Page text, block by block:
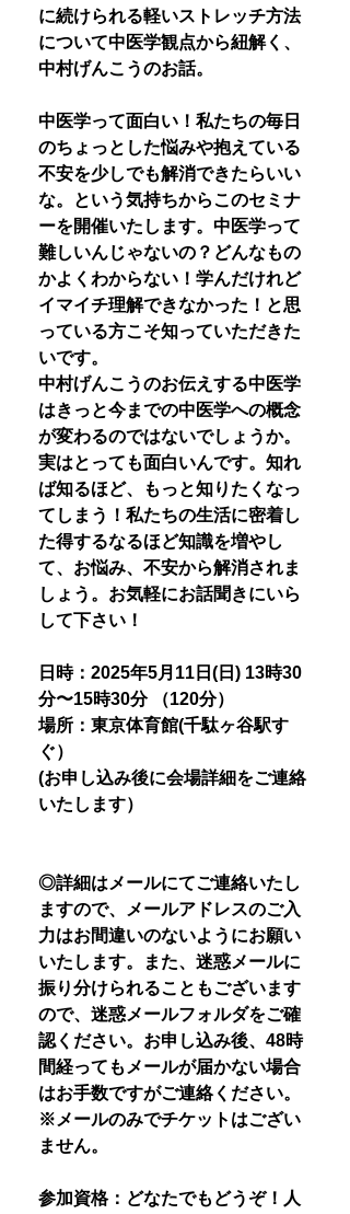
に続けられる軽いストレッチ方法
について中医学観点から紐解く、
中村げんこうのお話。
中医学って面白い！私たちの毎日
のちょっとした悩みや抱えている
不安を少しでも解消できたらいい
な。という気持ちからこのセミナ
ーを開催いたします。中医学って
難しいんじゃないの？どんなもの
かよくわからない！学んだけれど
イマイチ理解できなかった！と思
っている方こそ知っていただきた
いです。
中村げんこうのお伝えする中医学
はきっと今までの中医学への概念
が変わるのではないでしょうか。
実はとっても面白いんです。知れ
ば知るほど、もっと知りたくなっ
てしまう！私たちの生活に密着し
た得するなるほど知識を増やし
て、お悩み、不安から解消されま
しょう。お気軽にお話聞きにいら
して下さい！
日時：2025年5月11日(日) 13時30
分〜15時30分 （120分）
場所：東京体育館(千駄ヶ谷駅す
ぐ）
(お申し込み後に会場詳細をご連絡
いたします）
◎詳細はメールにてご連絡いたし
ますので、メールアドレスのご入
力はお間違いのないようにお願い
いたします。また、迷惑メールに
振り分けられることもございます
ので、迷惑メールフォルダをご確
認ください。お申し込み後、48時
間経ってもメールが届かない場合
はお手数ですがご連絡ください。
※メールのみでチケットはござい
ません。
参加資格：どなたでもどうぞ！人